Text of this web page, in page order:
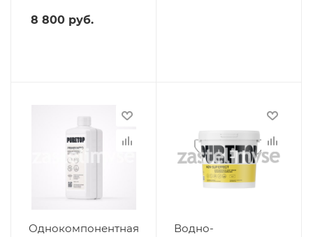
8 800 руб.
Однокомпонентная
Водно-